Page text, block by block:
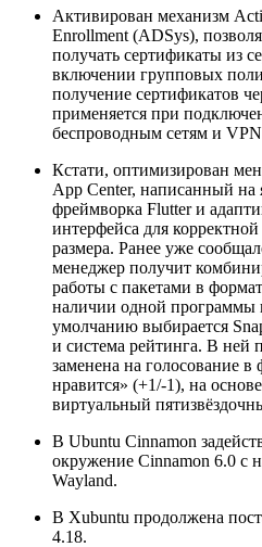
Активирован механизм
Enrollment (ADSys),
получать сертификаты из
включении групповых
получение сертификатов
применяется при
беспроводным сетям и
Кстати, оптимизирован
App Center, написанный на
фреймворка Flutter и
интерфейса для
размера. Ранее уже
менеджер получит
работы с пакетами в
наличии одной программы
умолчанию выбирается
и система рейтинга. В ней
заменена на голосование в
нравится» (+1/-1), на
виртуальный
В Ubuntu Cinnamon
окружение Cinnamon 6.0 с
Wayland.
В Xubuntu продолжена
4.18.